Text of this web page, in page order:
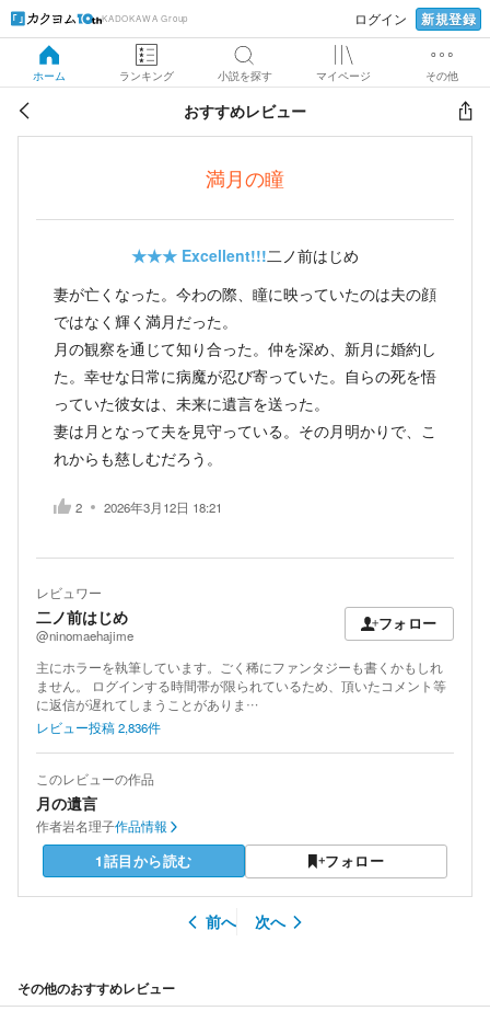
KADOKAWA Group ログイン 新規登録
ホーム ランキング 小説を探す マイページ その他
おすすめレビュー
満月の瞳
★★★ Excellent!!!二ノ前はじめ
妻が亡くなった。今わの際、瞳に映っていたのは夫の顔
ではなく輝く満月だった。
月の観察を通じて知り合った。仲を深め、新月に婚約し
た。幸せな日常に病魔が忍び寄っていた。自らの死を悟
っていた彼女は、未来に遺言を送った。
妻は月となって夫を見守っている。その月明かりで、こ
れからも慈しむだろう。
2 2026年3月12日 18:21
レビュワー
二ノ前はじめ
@ninomaehajime
フォロー
主にホラーを執筆しています。ごく稀にファンタジーも書くかもしれ
ません。 ログインする時間帯が限られているため、頂いたコメント等
に返信が遅れてしまうことがありま…
レビュー投稿2,836件
このレビューの作品
月の遺言
作者岩名理子作品情報
1話目から読む フォロー
前へ 次へ
その他のおすすめレビュー